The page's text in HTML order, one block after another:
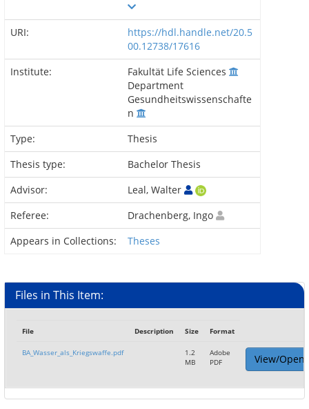
URI:
https://hdl.handle.net/20.5
00.12738/17616
Institute:
Fakultät Life Sciences
Department
Gesundheitswissenschafte
n
Type:
Thesis
Thesis type:
Bachelor Thesis
Advisor:
Leal, Walter
Referee:
Drachenberg, Ingo
Appears in Collections:
Theses
Files in This Item:
File Description Size Format
BA_Wasser_als_Kriegswaffe.pdf
1.2
MB
Adobe
PDF
View/Open